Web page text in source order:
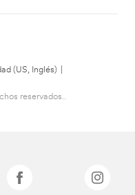
(US, Inglés)
reservados..